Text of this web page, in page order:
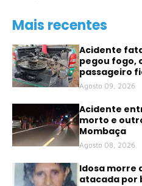
Mais recentes
Acidente
pegou fogo,
passageiro
Agosto 09, 2026
Acidente
morto e
Mombaça
Agosto 08, 2026
Idosa morre
atacada por